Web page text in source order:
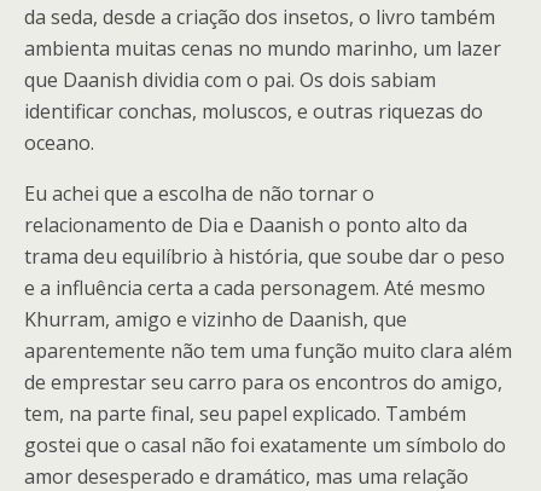
da seda, desde a criação dos insetos, o livro também
ambienta muitas cenas no mundo marinho, um lazer
que Daanish dividia com o pai. Os dois sabiam
identificar conchas, moluscos, e outras riquezas do
oceano.
Eu achei que a escolha de não tornar o
relacionamento de Dia e Daanish o ponto alto da
trama deu equilíbrio à história, que soube dar o peso
e a influência certa a cada personagem. Até mesmo
Khurram, amigo e vizinho de Daanish, que
aparentemente não tem uma função muito clara além
de emprestar seu carro para os encontros do amigo,
tem, na parte final, seu papel explicado. Também
gostei que o casal não foi exatamente um símbolo do
amor desesperado e dramático, mas uma relação